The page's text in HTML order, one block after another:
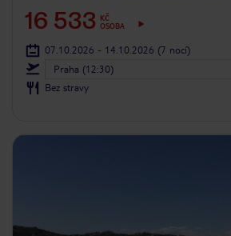
16 533
KČ
OSOBA
07.10.2026 - 14.10.2026 (7 nocí)
Praha (12:30)
Bez stravy